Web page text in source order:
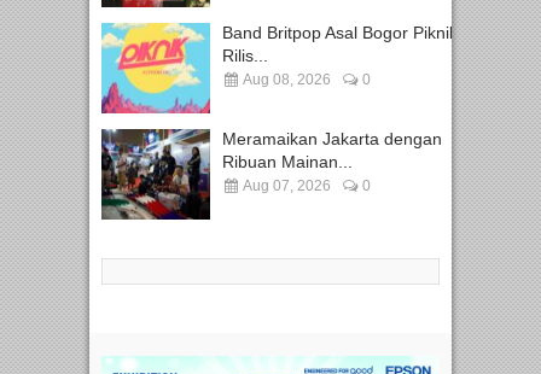
Band Britpop Asal Bogor Piknik
Rilis...
Aug 08, 2026 0
Meramaikan Jakarta dengan
Ribuan Mainan...
Aug 07, 2026 0